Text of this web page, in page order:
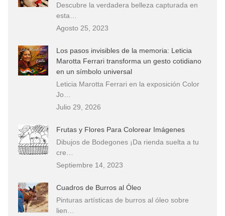
Descubre la verdadera belleza capturada en
esta…
Agosto 25, 2023
Los pasos invisibles de la memoria: Leticia
Marotta Ferrari transforma un gesto cotidiano
en un símbolo universal
Leticia Marotta Ferrari en la exposición Color
Jo…
Julio 29, 2026
Frutas y Flores Para Colorear Imágenes
Dibujos de Bodegones ¡Da rienda suelta a tu
cre…
Septiembre 14, 2023
Cuadros de Burros al Óleo
Pinturas artísticas de burros al óleo sobre
lien…